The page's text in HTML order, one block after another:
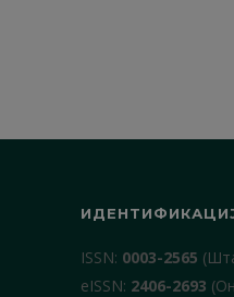
ISSN: 0003-2565
еISSN: 2406-2693